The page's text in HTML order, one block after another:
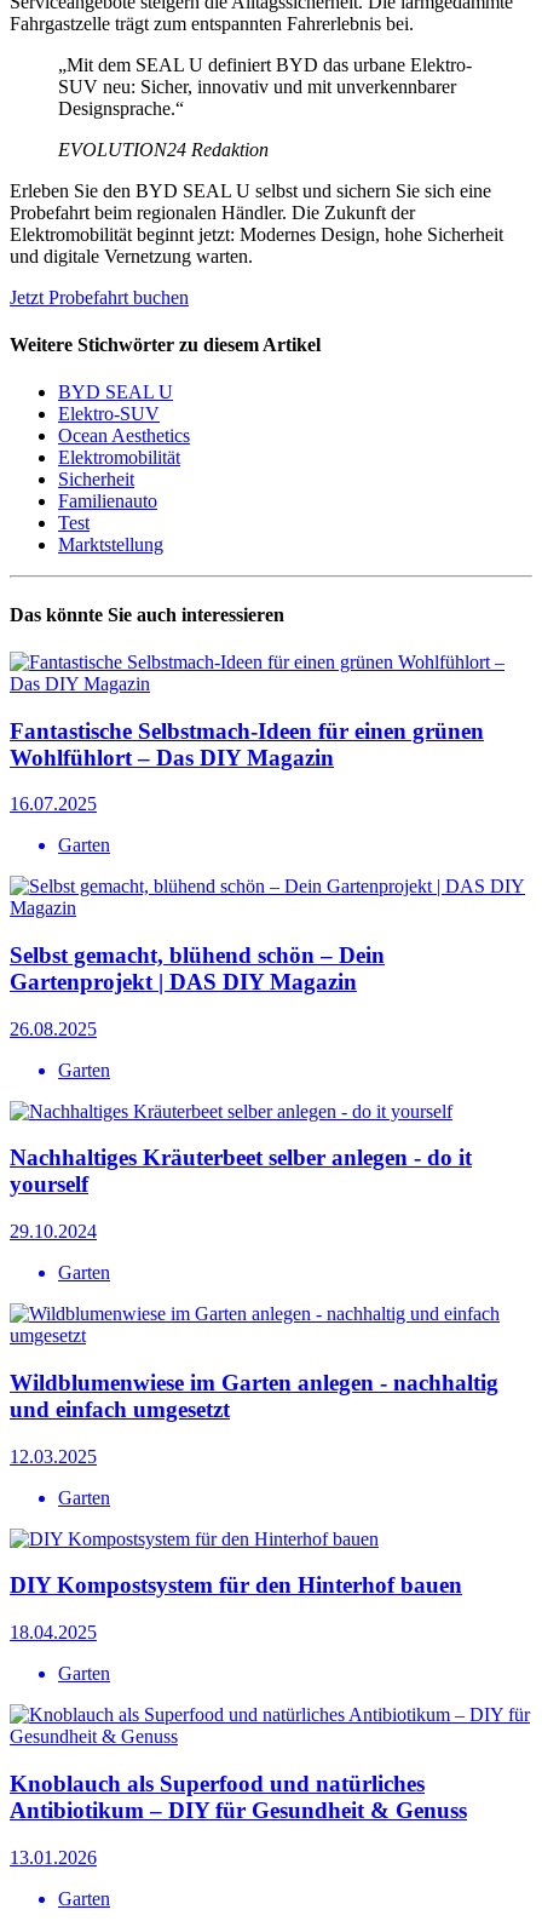
Fahrgastzelle trägt zum entspannten Fahrerlebnis bei.
„Mit dem SEAL U definiert BYD das urbane Elektro-
SUV neu: Sicher, innovativ und mit unverkennbarer
Designsprache.“
EVOLUTION24 Redaktion
Erleben Sie den BYD SEAL U selbst und sichern Sie sich eine
Probefahrt beim regionalen Händler. Die Zukunft der
Elektromobilität beginnt jetzt: Modernes Design, hohe Sicherheit
und digitale Vernetzung warten.
Jetzt Probefahrt buchen
Weitere Stichwörter zu diesem Artikel
BYD SEAL U
Elektro-SUV
Ocean Aesthetics
Elektromobilität
Sicherheit
Familienauto
Test
Marktstellung
Das könnte Sie auch interessieren
Fantastische Selbstmach-Ideen für einen grünen
Wohlfühlort – Das DIY Magazin
16.07.2025
Garten
Selbst gemacht, blühend schön – Dein
Gartenprojekt | DAS DIY Magazin
26.08.2025
Garten
Nachhaltiges Kräuterbeet selber anlegen - do it
yourself
29.10.2024
Garten
Wildblumenwiese im Garten anlegen - nachhaltig
und einfach umgesetzt
12.03.2025
Garten
DIY Kompostsystem für den Hinterhof bauen
18.04.2025
Garten
Knoblauch als Superfood und natürliches
Antibiotikum – DIY für Gesundheit & Genuss
13.01.2026
Garten